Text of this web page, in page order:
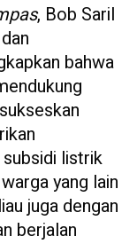
, Bob Saril
bahwa
listrik
yang lain
juga dengan
berjalan